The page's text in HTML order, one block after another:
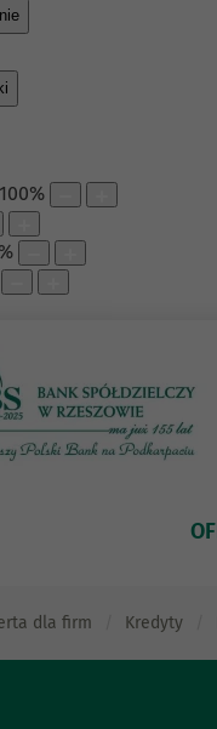
100%
%
dla firm Kredyty